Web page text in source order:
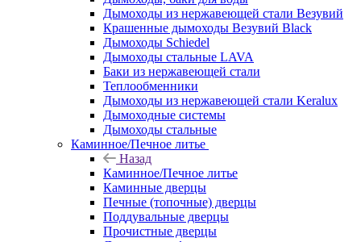
Дымоходы из нержавеющей стали Везувий
Крашенные дымоходы Везувий Black
Дымоходы Schiedel
Дымоходы стальные LAVA
Баки из нержавеющей стали
Теплообменники
Дымоходы из нержавеющей стали Keralux
Дымоходные системы
Дымоходы стальные
Каминное/Печное литье
Назад
Каминное/Печное литье
Каминные дверцы
Печные (топочные) дверцы
Поддувальные дверцы
Прочистные дверцы